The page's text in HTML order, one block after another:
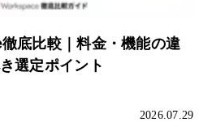
底比較｜料金・機能の違
選定ポイント
2026.07.29